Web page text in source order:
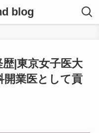
blog
|東京女子医大
開業医として貢